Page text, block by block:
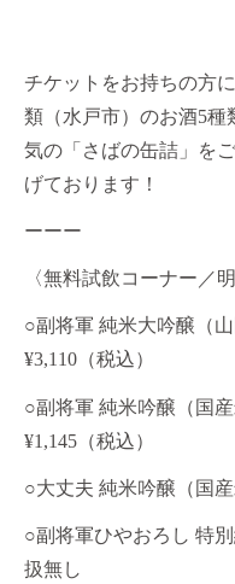
チケットをお持ちの方
類（水戸市）のお酒5種
気の「さばの缶詰」を
げております！
ーーー
〈無料試飲コーナー／
○副将軍 純米大吟醸（
¥3,110（税込）
○副将軍 純米吟醸（国
¥1,145（税込）
○大丈夫 純米吟醸（国
○副将軍ひやおろし 特
扱無し